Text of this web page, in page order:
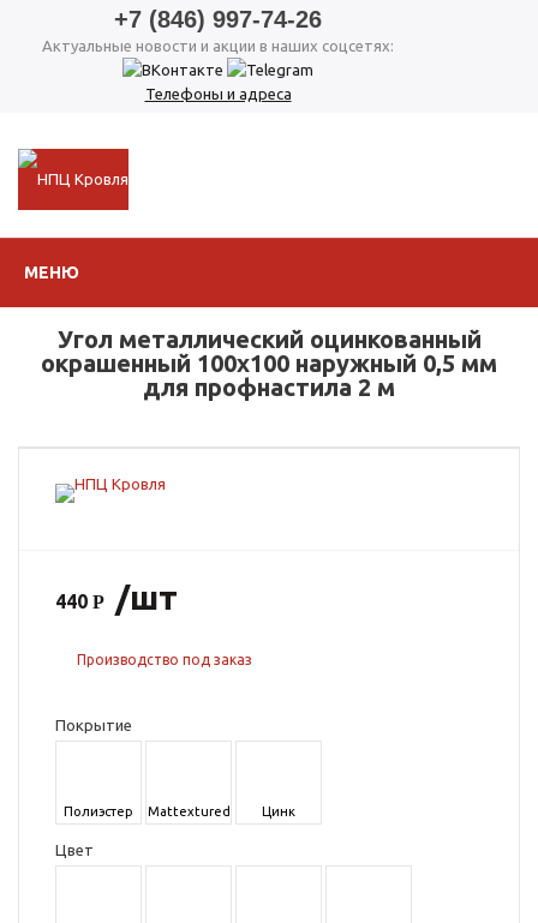
+7 (846) 997-74-26
Актуальные новости и акции в наших соцсетях:
Телефоны и адреса
МЕНЮ
Угол металлический оцинкованный
окрашенный 100х100 наружный 0,5 мм
для профнастила 2 м
440 /шт
Производство под заказ
Покрытие
Полиэстер Mattextured Цинк
Цвет